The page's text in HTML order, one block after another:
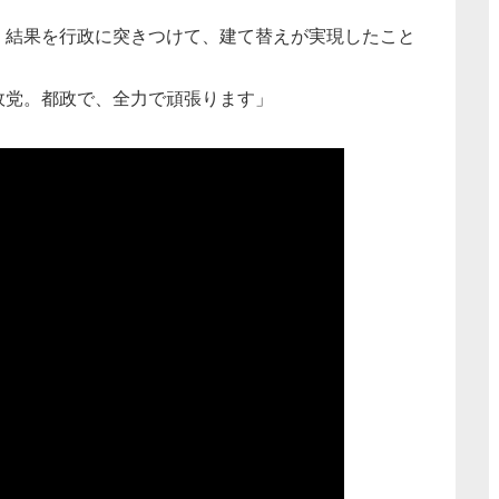
果を行政に突きつけて、建て替えが実現したこと
。都政で、全力で頑張ります」